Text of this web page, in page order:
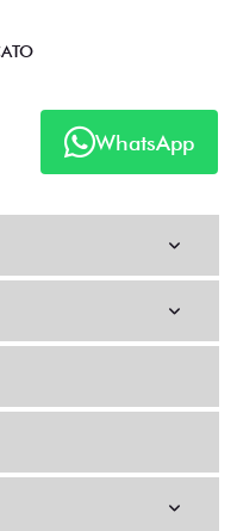
WhatsApp